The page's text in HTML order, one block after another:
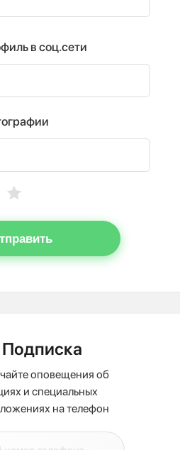
в соц.сети
Подписка
оповещения об
и специальных
на телефон